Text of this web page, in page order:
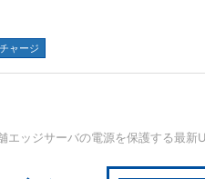
ャージ
コンテンツ
並び順：
ッジサーバの電源を保護する最新